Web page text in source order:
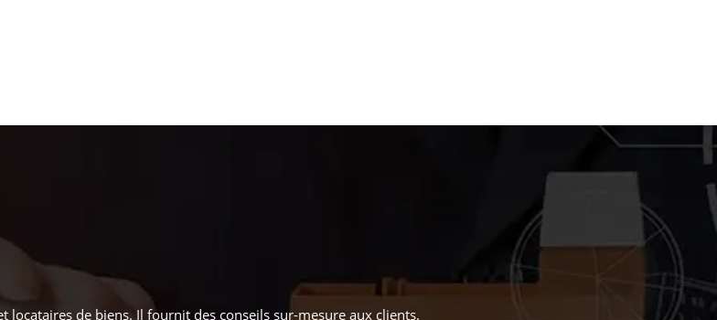
locataires de biens. Il fournit des conseils sur-mesure aux clients.